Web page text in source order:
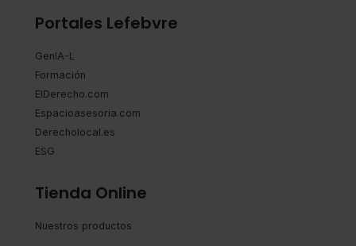
Portales Lefebvre
GenIA-L
Formación
ElDerecho.com
Espacioasesoria.com
Derecholocal.es
ESG
Tienda Online
Nuestros productos